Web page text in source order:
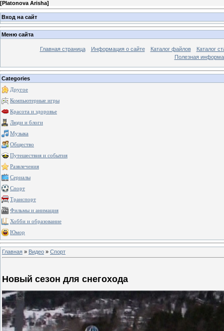
[Platonova Arisha]
Вход на сайт
Меню сайта
Главная страница Информация о сайте Каталог файлов
Каталог
Полезная
Categories
Другое
Компьютерные игры
Красота и здоровье
Люди и блоги
Музыка
Общество
Путешествия и события
Развлечения
Сериалы
Спорт
Транспорт
Фильмы и анимация
Хобби и образование
Юмор
Главная » Видео » Спорт
Новый сезон для снегохода